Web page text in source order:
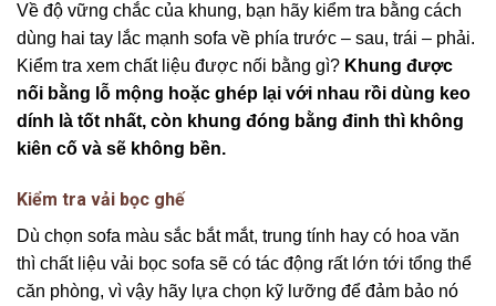
Về độ vững chắc của khung, bạn hãy kiểm tra bằng cách
dùng hai tay lắc mạnh sofa về phía trước – sau, trái – phải.
Kiểm tra xem chất liệu được nối bằng gì? Khung được
nối bằng lỗ mộng hoặc ghép lại với nhau rồi dùng keo
dính là tốt nhất, còn khung đóng bằng đinh thì không
kiên cố và sẽ không bền.
Kiểm tra vải bọc ghế
Dù chọn sofa màu sắc bắt mắt, trung tính hay có hoa văn
thì chất liệu vải bọc sofa sẽ có tác động rất lớn tới tổng thể
căn phòng, vì vậy hãy lựa chọn kỹ lưỡng để đảm bảo nó